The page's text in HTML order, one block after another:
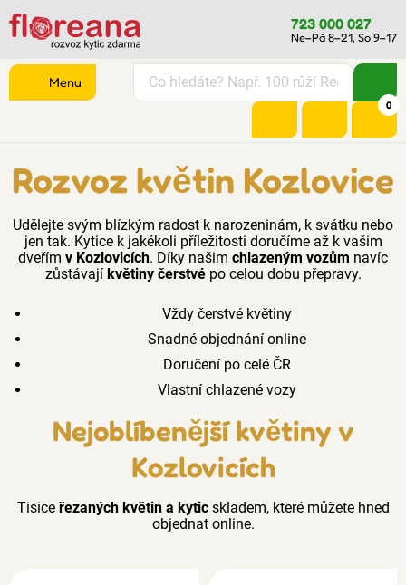
723 000 027
Ne–Pá 8–21, So 9–17
0
Menu
Rozvoz květin Kozlovice
Udělejte svým blízkým radost k narozeninám, k svátku nebo
jen tak. Kytice k jakékoli příležitosti doručíme až k vašim
dveřím v Kozlovicích. Díky našim chlazeným vozům navíc
zůstávají květiny čerstvépo celou dobu přepravy.
Vždy čerstvé květiny
Snadné objednání online
Doručení po celé ČR
Vlastní chlazené vozy
Nejoblíbenější květiny v
Kozlovicích
Tisice řezaných květin a kyticskladem, které můžete hned
objednat online.